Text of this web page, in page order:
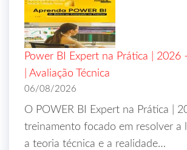
Power BI Expert na Prática | 2026
| Avaliação Técnica
06/08/2026
O POWER BI Expert na Prática |
treinamento focado em resolver a
a teoria técnica e a realidade…